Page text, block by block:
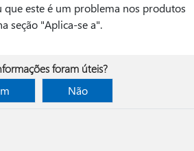
este é um problema nos produtos
seção "Aplica-se a".
foram úteis?
Não